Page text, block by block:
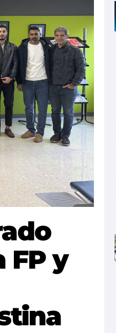
FP y